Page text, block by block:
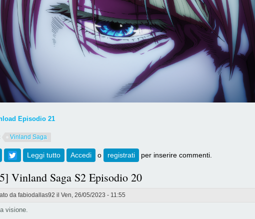
Episodio 21
Vinland Saga
Facebook
Twitter
Leggi tutto su [736] Vinland Saga S2 Episodio 21
Accedi o registrati per inserire commenti.
Vinland Saga S2 Episodio 20
da fabiodallas92 il Ven, 26/05/2023 - 11:55
visione.